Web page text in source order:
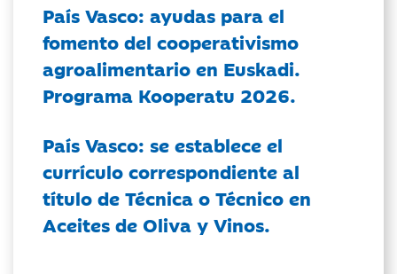
País Vasco: ayudas para el
fomento del cooperativismo
agroalimentario en Euskadi.
Programa Kooperatu 2026.
País Vasco: se establece el
currículo correspondiente al
título de Técnica o Técnico en
Aceites de Oliva y Vinos.